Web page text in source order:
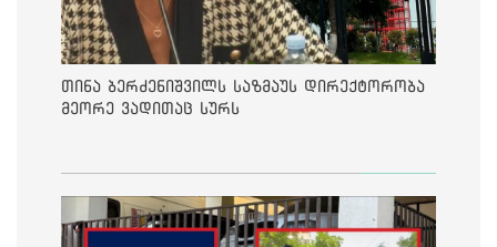
თინა ბერძენიშვილს საზმაუს დირექტორობა
მეორე ვადითაც სურს